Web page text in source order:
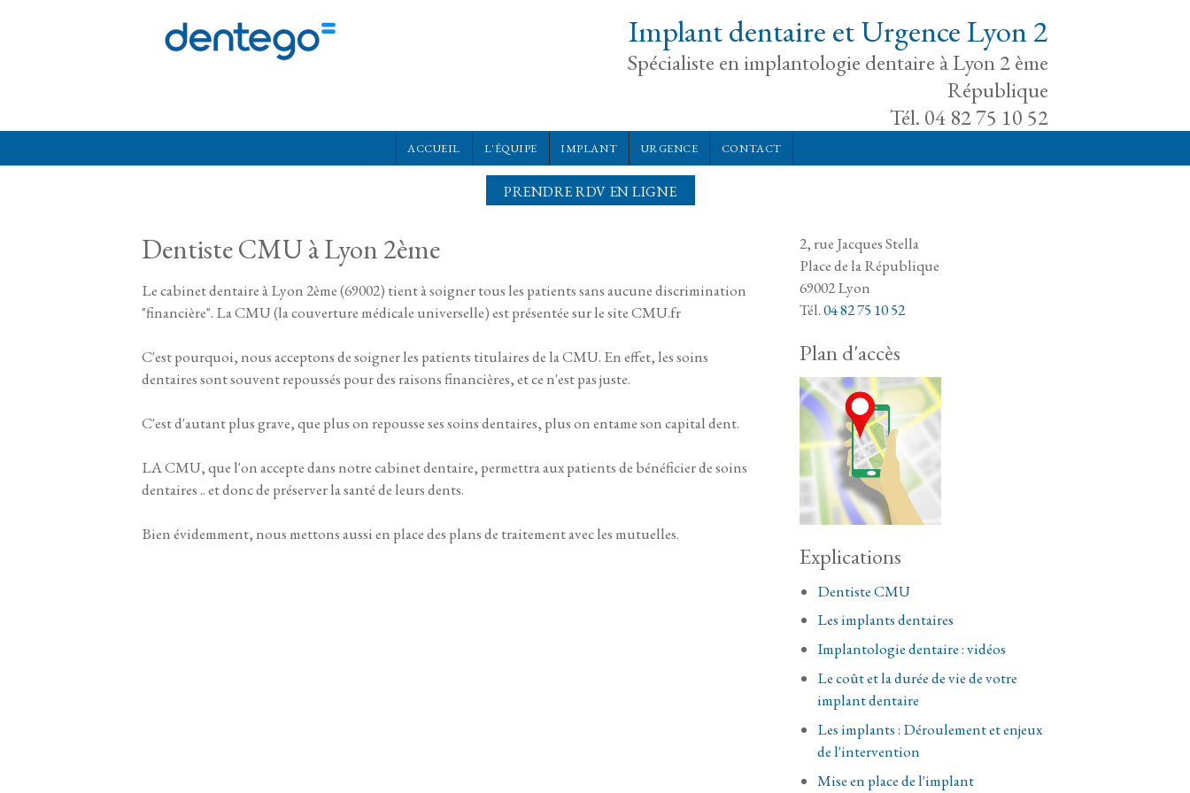
Implant dentaire et Urgence Lyon 2
Spécialiste en implantologie dentaire à Lyon 2 ème
République
Tél. 04 82 75 10 52
ACCUEIL L'ÉQUIPE IMPLANT URGENCE CONTACT
PRENDRE RDV EN LIGNE
Dentiste CMU à Lyon 2ème
Le cabinet dentaire à Lyon 2ème (69002) tient à soigner tous les patients sans aucune discrimination
"financière". La CMU (la couverture médicale universelle) est présentée sur le site CMU.fr
C'est pourquoi, nous acceptons de soigner les patients titulaires de la CMU. En effet, les soins
dentaires sont souvent repoussés pour des raisons financières, et ce n'est pas juste.
C'est d'autant plus grave, que plus on repousse ses soins dentaires, plus on entame son capital dent.
LA CMU, que l'on accepte dans notre cabinet dentaire, permettra aux patients de bénéficier de soins
dentaires .. et donc de préserver la santé de leurs dents.
Bien évidemment, nous mettons aussi en place des plans de traitement avec les mutuelles.
2, rue Jacques Stella
Place de la République
69002 Lyon
Tél.04 82 75 10 52
Plan d'accès
Explications
Dentiste CMU
Les implants dentaires
Implantologie dentaire : vidéos
Le coût et la durée de vie de votre
implant dentaire
Les implants : Déroulement et enjeux
de l'intervention
Mise en place de l'implant